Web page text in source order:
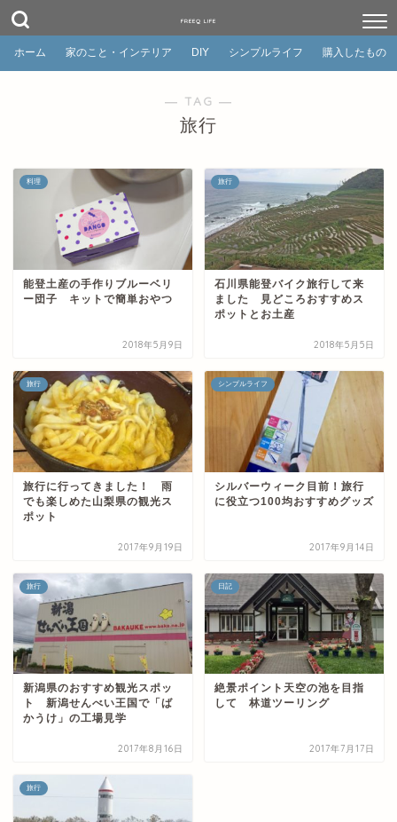
FREEQ LIFE
ホーム 家のこと・インテリア DIY シンプルライフ 購入したもの
― TAG ―
旅行
料理
能登土産の手作りブルーベリ
ー団子 キットで簡単おやつ
2018年5月9日
旅行
石川県能登バイク旅行して来
ました 見どころおすすめス
ポットとお土産
2018年5月5日
旅行
旅行に行ってきました！ 雨
でも楽しめた山梨県の観光ス
ポット
2017年9月19日
シンプルライフ
シルバーウィーク目前！旅行
に役立つ100均おすすめグッズ
2017年9月14日
旅行
新潟県のおすすめ観光スポッ
ト 新潟せんべい王国で「ば
かうけ」の工場見学
2017年8月16日
日記
絶景ポイント天空の池を目指
して 林道ツーリング
2017年7月17日
旅行